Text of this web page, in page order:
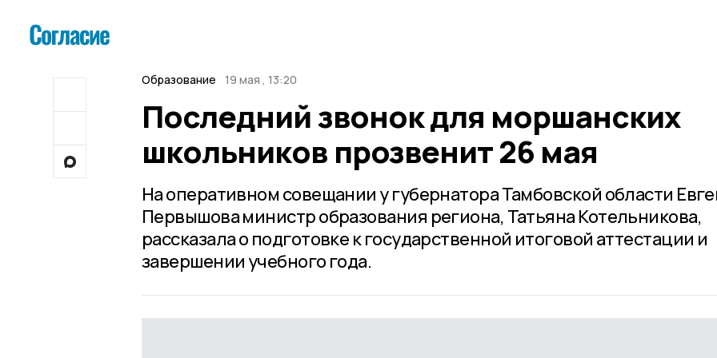
Образование 19 мая , 13:20
Последний звонок для моршанских
школьников прозвенит 26 мая
На оперативном совещании у губернатора Тамбовской области
Первышова министр образования региона, Татьяна Котельникова,
рассказала о подготовке к государственной итоговой аттестации и
завершении учебного года.